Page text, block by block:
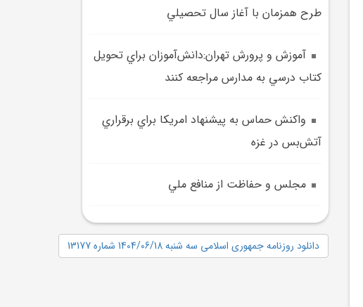
طرح همزمان با آغاز سال تحصيلي
آموزش و پرورش تهران:دانش‌آموزان براي تحويل
کتاب درسي به مدارس مراجعه کنند
واکنش حماس به پيشنهاد امريکا براي برقراري
آتش‌بس در غزه
مجلس و حفاظت از منافع ملي
دانلود روزنامه جمهوری اسلامی سه شنبه 1404/06/18 شماره 13177